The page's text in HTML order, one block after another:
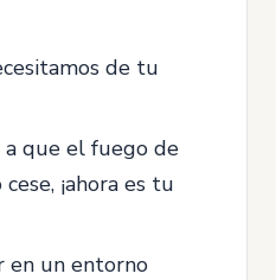
de tu
que el fuego de
¡ahora es tu
en un entorno